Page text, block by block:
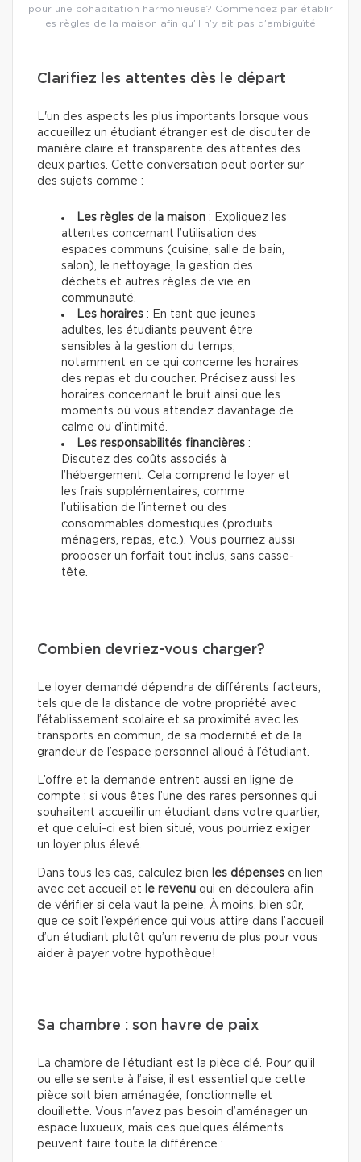
pour une cohabitation harmonieuse? Commencez par établir
les règles de la maison afin qu’il n’y ait pas d’ambiguïté.
Clarifiez les attentes dès le départ
L'un des aspects les plus importants lorsque vous
accueillez un étudiant étranger est de discuter de
manière claire et transparente des attentes des
deux parties. Cette conversation peut porter sur
des sujets comme :
Les règles de la maison : Expliquez les
attentes concernant l’utilisation des
espaces communs (cuisine, salle de bain,
salon), le nettoyage, la gestion des
déchets et autres règles de vie en
communauté.
Les horaires : En tant que jeunes
adultes, les étudiants peuvent être
sensibles à la gestion du temps,
notamment en ce qui concerne les horaires
des repas et du coucher. Précisez aussi les
horaires concernant le bruit ainsi que les
moments où vous attendez davantage de
calme ou d’intimité.
Les responsabilités financières :
Discutez des coûts associés à
l’hébergement. Cela comprend le loyer et
les frais supplémentaires, comme
l’utilisation de l’internet ou des
consommables domestiques (produits
ménagers, repas, etc.). Vous pourriez aussi
proposer un forfait tout inclus, sans casse-
tête.
Combien devriez-vous charger?
Le loyer demandé dépendra de différents facteurs,
tels que de la distance de votre propriété avec
l’établissement scolaire et sa proximité avec les
transports en commun, de sa modernité et de la
grandeur de l’espace personnel alloué à l’étudiant.
L’offre et la demande entrent aussi en ligne de
compte : si vous êtes l’une des rares personnes qui
souhaitent accueillir un étudiant dans votre quartier,
et que celui-ci est bien situé, vous pourriez exiger
un loyer plus élevé.
Dans tous les cas, calculez bien les dépenses en lien
avec cet accueil et
le revenu qui en découlera afin
de vérifier si cela vaut la peine. À moins, bien sûr,
que ce soit l’expérience qui vous attire dans l’accueil
d’un étudiant plutôt qu’un revenu de plus pour vous
aider à payer votre hypothèque!
Sa chambre : son havre de paix
La chambre de l’étudiant est la pièce clé. Pour qu’il
ou elle se sente à l’aise, il est essentiel que cette
pièce soit bien aménagée, fonctionnelle et
douillette. Vous n'avez pas besoin d’aménager un
espace luxueux, mais ces quelques éléments
peuvent faire toute la différence :